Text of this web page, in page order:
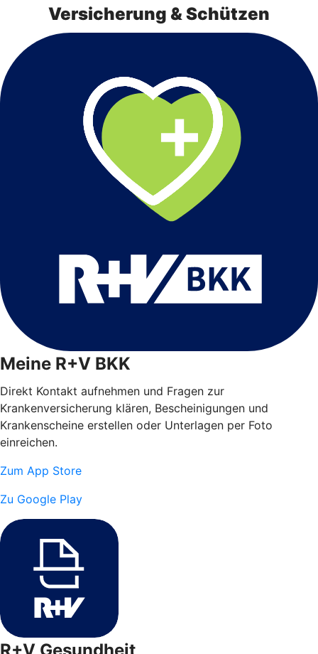
Versicherung & Schützen
Meine R+V BKK
Direkt Kontakt aufnehmen und Fragen zur
Krankenversicherung klären, Bescheinigungen und
Krankenscheine erstellen oder Unterlagen per Foto
einreichen.
Zum App Store
Zu Google Play